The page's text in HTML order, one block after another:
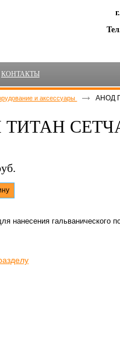
КОНТАКТЫ
и аксессуары
АНОД
нанесения гальванического